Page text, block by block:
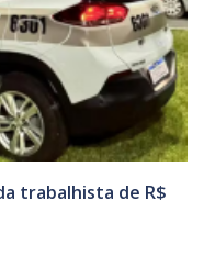
trabalhista de R$